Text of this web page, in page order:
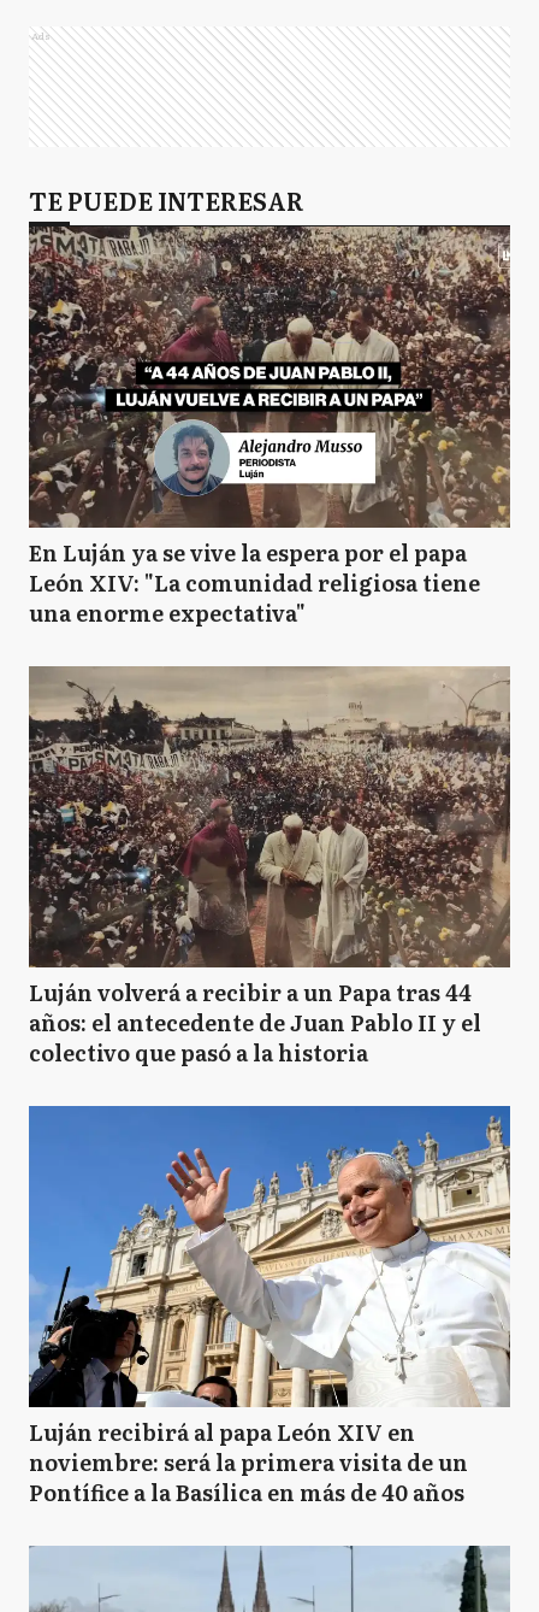
Ads
TE PUEDE INTERESAR
En Luján ya se vive la espera por el papa
León XIV: "La comunidad religiosa tiene
una enorme expectativa"
Luján volverá a recibir a un Papa tras 44
años: el antecedente de Juan Pablo II y el
colectivo que pasó a la historia
Luján recibirá al papa León XIV en
noviembre: será la primera visita de un
Pontífice a la Basílica en más de 40 años